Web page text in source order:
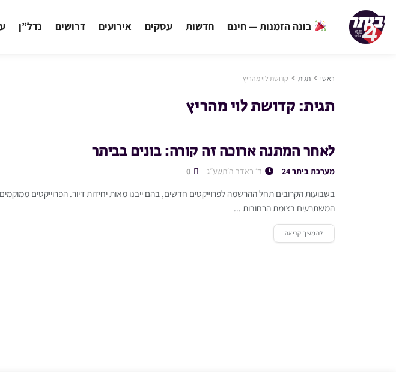
בונה הזמנות — חינם חדשות עסקים אירועים דרושים נדל”ן
ראשי תגית קדושת לוי מהריץ
תגית: קדושת לוי מהריץ
לאחר המתנה ארוכה זה קורה: בונים בביתר
מערכת ביתר 24 ד׳ באדר ה׳תשע״ג
בשבועות הקרובים תחל ההרשמה לפרוייקטים חדשים, בהם ייבנו מאות יחידות דיור. הפרוייקטים
המשתרעים בצומת הרחובות ...
להמשך קריאה